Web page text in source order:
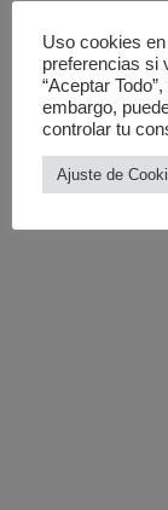
Uso cookies
preferencias si
“Aceptar
embargo,
controlar tu
Ajuste de